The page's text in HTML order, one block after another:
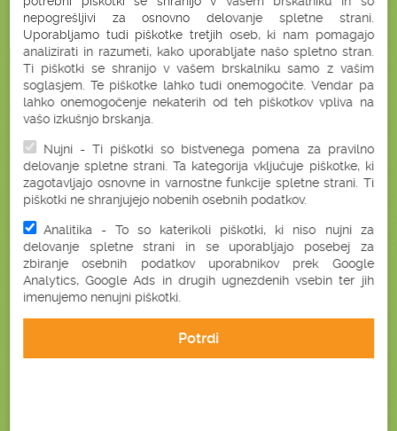
PLAČILO OB
PREJEMU
HITRA DOSTAVA
V 2 DELOVNIH DNEH
GARANCIJA
ZADOVOLJSTVA
ENOSTAVEN
NAKUP
NARAVNO
ZDRAVO
BONATURA NA FACEBOOKU
nepogrešljivi za osnovno delovanje spletne strani.
Uporabljamo tudi piškotke tretjih oseb, ki nam pomagajo
analizirati in razumeti, kako uporabljate našo spletno stran.
Ti piškotki se shranijo v vašem brskalniku samo z vašim
soglasjem. Te piškotke lahko tudi onemogočite. Vendar pa
lahko onemogočenje nekaterih od teh piškotkov vpliva na
vašo izkušnjo brskanja.
Nujni - Ti piškotki so bistvenega pomena za pravilno
delovanje spletne strani. Ta kategorija vključuje piškotke, ki
zagotavljajo osnovne in varnostne funkcije spletne strani. Ti
piškotki ne shranjujejo nobenih osebnih podatkov.
Analitika - To so katerikoli piškotki, ki niso nujni za
delovanje spletne strani in se uporabljajo posebej za
zbiranje osebnih podatkov uporabnikov prek Google
Analytics, Google Ads in drugih ugnezdenih vsebin ter jih
imenujemo nenujni piškotki.
Potrdi